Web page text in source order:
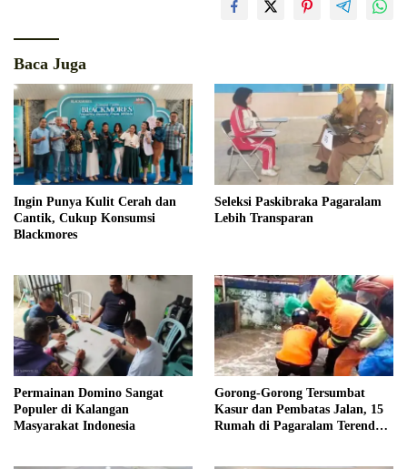
Baca Juga
Ingin Punya Kulit Cerah dan
Cantik, Cukup Konsumsi
Blackmores
Seleksi Paskibraka Pagaralam
Lebih Transparan
Permainan Domino Sangat
Populer di Kalangan
Masyarakat Indonesia
Gorong-Gorong Tersumbat
Kasur dan Pembatas Jalan, 15
Rumah di Pagaralam Terendam